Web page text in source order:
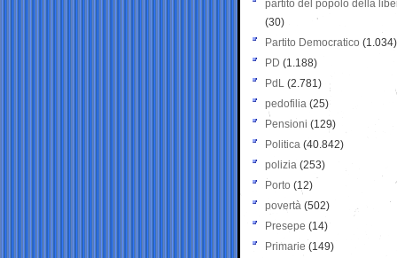
partito del popolo della
(30)
Partito Democratico (1.034)
PD (1.188)
PdL (2.781)
pedofilia (25)
Pensioni (129)
Politica (40.842)
polizia (253)
Porto (12)
povertà (502)
Presepe (14)
Primarie (149)